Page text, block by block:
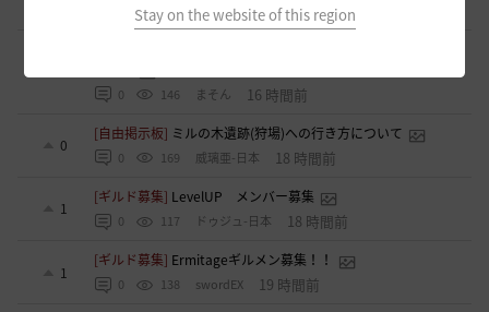
Stay on the website of this region
118 saltNaCl-日本 16 時間前
0 146 まそん 16 時間前
0
[自由掲示板] ミルの木遺跡(狩場)への行き方について
0 169 威璃亜-日本 18 時間前
1
[ギルド募集] LevelUP メンバー募集
0 117 ドゥジュ-日本 18 時間前
1
[ギルド募集] Ermitageギルメン募集！！
0 138 swordEX 19 時間前